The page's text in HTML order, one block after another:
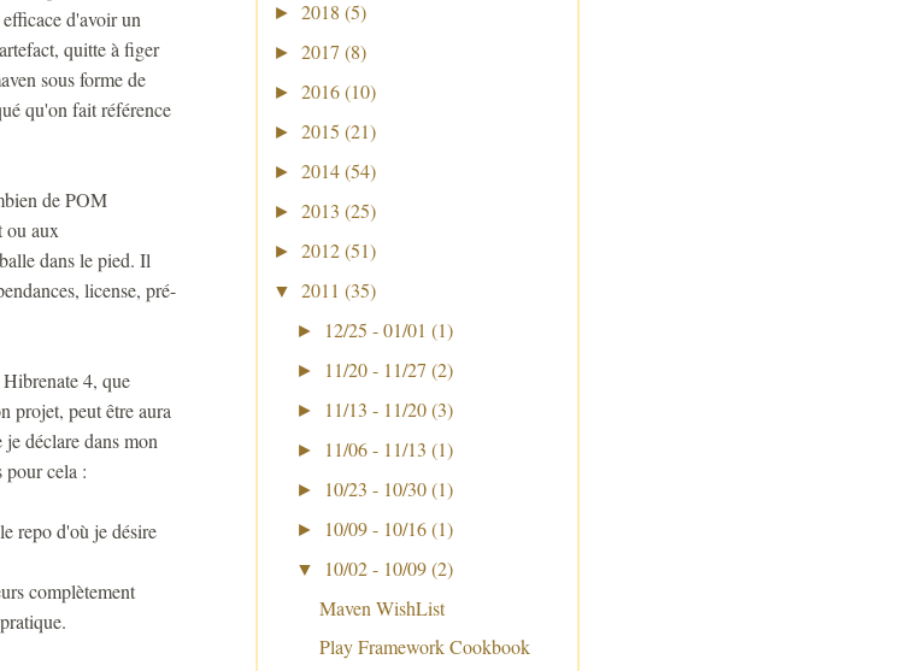
d'avoir un
quitte à figer
sous forme de
qu'on fait référence
de POM
ou aux
dans le pied. Il
license, pré-
4, que
projet, peut être aura
déclare dans mon
pour cela :
repo d'où je désire
complètement
► 2018 (5)
► 2017 (8)
► 2016 (10)
► 2015 (21)
► 2014 (54)
► 2013 (25)
► 2012 (51)
▼ 2011 (35)
► 12/25 - 01/01 (1)
► 11/20 - 11/27 (2)
► 11/13 - 11/20 (3)
► 11/06 - 11/13 (1)
► 10/23 - 10/30 (1)
► 10/09 - 10/16 (1)
▼ 10/02 - 10/09 (2)
Maven WishList
Play Framework Cookbook